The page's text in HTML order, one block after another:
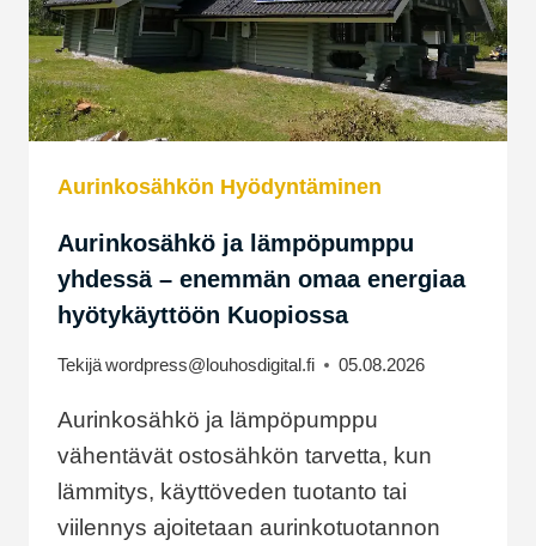
Aurinkosähkön Hyödyntäminen
Aurinkosähkö ja lämpöpumppu
yhdessä – enemmän omaa energiaa
hyötykäyttöön Kuopiossa
Tekijäwordpress@louhosdigital.fi 05.08.2026
Aurinkosähkö ja lämpöpumppu
vähentävät ostosähkön tarvetta, kun
lämmitys, käyttöveden tuotanto tai
viilennys ajoitetaan aurinkotuotannon